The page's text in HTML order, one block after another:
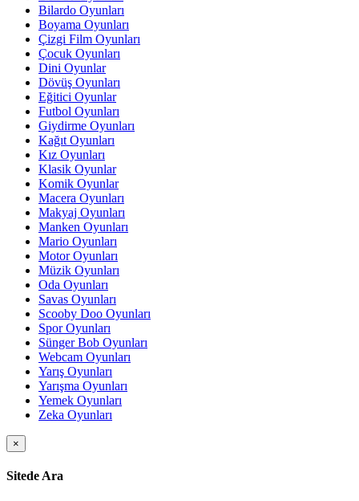
Bilardo Oyunları
Boyama Oyunları
Çizgi Film Oyunları
Çocuk Oyunları
Dini Oyunlar
Dövüş Oyunları
Eğitici Oyunlar
Futbol Oyunları
Giydirme Oyunları
Kağıt Oyunları
Kız Oyunları
Klasik Oyunlar
Komik Oyunlar
Macera Oyunları
Makyaj Oyunları
Manken Oyunları
Mario Oyunları
Motor Oyunları
Müzik Oyunları
Oda Oyunları
Savas Oyunları
Scooby Doo Oyunları
Spor Oyunları
Sünger Bob Oyunları
Webcam Oyunları
Yarış Oyunları
Yarışma Oyunları
Yemek Oyunları
Zeka Oyunları
×
Sitede Ara